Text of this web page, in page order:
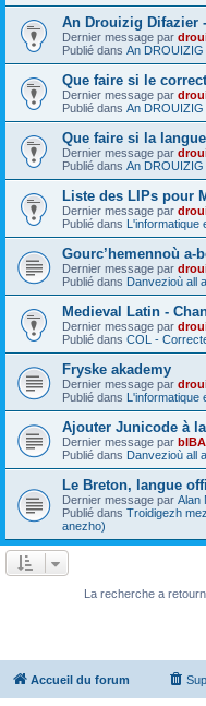
An Drouizig Difazier
Dernier message par
Publié dans An DROUIZIG
Que faire si le
Dernier message par
Publié dans An DROUIZIG
Que faire si la
Dernier message par
Publié dans An DROUIZIG
Liste des LIPs pour
Dernier message par
Publié dans L'informatique
Gourc’hemennoù a-
Dernier message par
Publié dans Danvezioù all
Medieval Latin -
Dernier message par
Publié dans COL -
Fryske akademy
Dernier message par
Publié dans L'informatique
Ajouter Junicode à
Dernier message par
Publié dans Danvezioù all
Le Breton, langue
Dernier message par Alan
Publié dans Troidigezh
anezho)
La recherche a
Accueil du forum